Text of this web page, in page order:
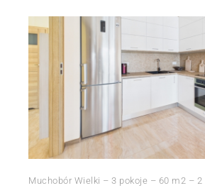
Muchobór Wielki – 3 pokoje – 60 m2 – 2